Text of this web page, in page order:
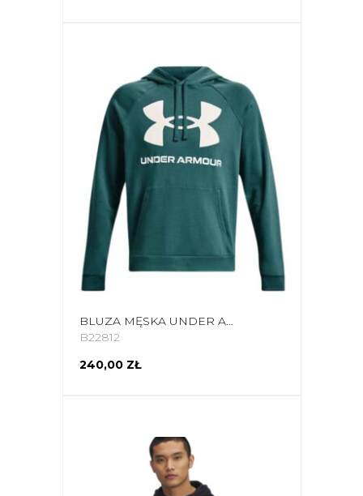
BLUZA MĘSKA UNDER ARMOUR RIVAL FLEECE BIG LOGO HD ZIELONA 1357093 722
B22812
240,00 ZŁ